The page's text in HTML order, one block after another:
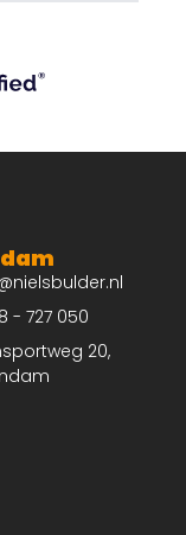
- 727 050
20,